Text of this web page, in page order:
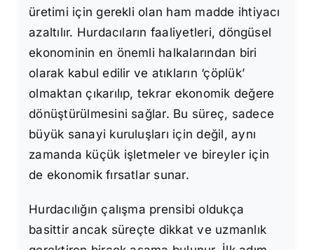
üretimi için gerekli olan ham madde ihtiyacı
azaltılır. Hurdacıların faaliyetleri, döngüsel
ekonominin en önemli halkalarından biri
olarak kabul edilir ve atıkların ‘çöplük’
olmaktan çıkarılıp, tekrar ekonomik değere
dönüştürülmesini sağlar. Bu süreç, sadece
büyük sanayi kuruluşları için değil, aynı
zamanda küçük işletmeler ve bireyler için
de ekonomik fırsatlar sunar.
Hurdacılığın çalışma prensibi oldukça
basittir ancak süreçte dikkat ve uzmanlık